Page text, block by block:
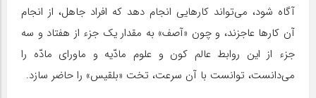
آگاه شود، می‌تواند کارهایی انجام دهد که افراد جاهل، از انجام
آن کارها عاجزند، و چون «آصف» به مقدار یک جزء از هفتاد و سه
جزء از این روابط عالم کون و علوم مادّیه و ماورای مادّه را
می‌دانست، توانست با آن سرعت، تخت «بلقیس» را حاضر سازد.